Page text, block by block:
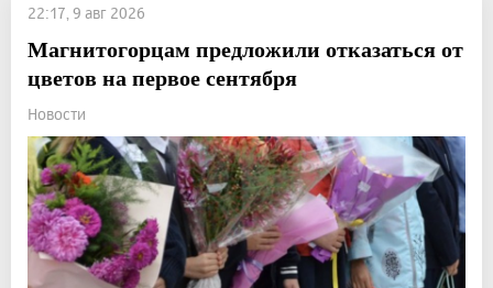
22:17, 9 авг 2026
Магнитогорцам предложили отказаться от
цветов на первое сентября
Новости